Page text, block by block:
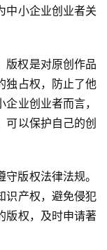
中小企业创业者关
版权是对原创作品
独占权，防止了他
业创业者而言，
可以保护自己的创
版权法律法规。
识产权，避免侵犯
版权，及时申请著